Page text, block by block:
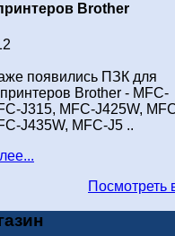
Brother
появились ПЗК для
Brother - MFC-
J315, MFC-J425W,
J435W, MFC-J5 ..
Посмотреть